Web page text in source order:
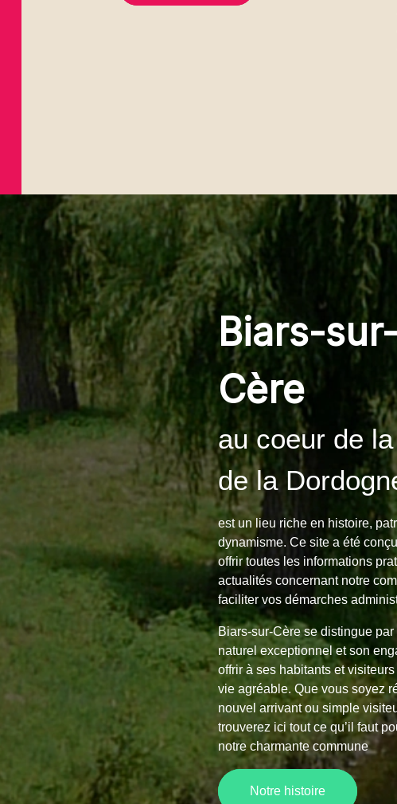
Biars-sur-
Cère
au coeur de
de la
est un lieu riche en histoire,
dynamisme. Ce site a été
offrir toutes les informations
actualités concernant notre
faciliter vos démarches
Biars-sur-Cère se distingue par
naturel exceptionnel et son
offrir à ses habitants et
vie agréable. Que vous soyez
nouvel arrivant ou simple
trouverez ici tout ce qu’il faut
notre charmante commune
Notre histoire